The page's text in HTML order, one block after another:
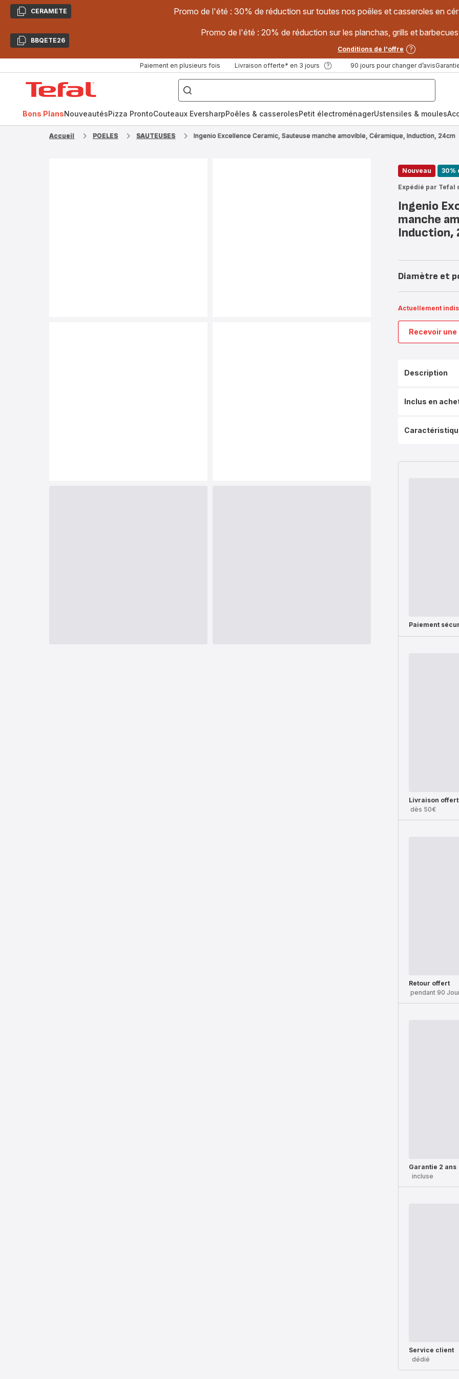
CopierCERAMETE Promo de l'été : 30% de réduction sur toutes nos poêles et casseroles en
CopierBBQETE26
Promo de l'été : 20% de réduction sur les planchas, grills et
Conditions de l'offre
Paiement en plusieurs fois Livraison offerte* en 3 jours 90 jours pour changer d’avis
["Poêles
inox,
Cake
Factory,
Bons PlansNouveautésPizza ProntoCouteaux EversharpPoêles & casserolesPetit électroménagerUstensiles & moules
Accueil POELES SAUTEUSES Ingenio Excellence Ceramic, Sauteuse manche amovible, Céramique, Induction, 24cm
Nouveau 30%
Expédié par Tefal
Ingenio
manche
Induction,
Diamètre et
Actuellement
Recevoir
Description
Inclus en
Paiement
Livraison
dès 50€
Retour offert
pendant 90
Garantie 2 ans
incluse
Service client
dédié